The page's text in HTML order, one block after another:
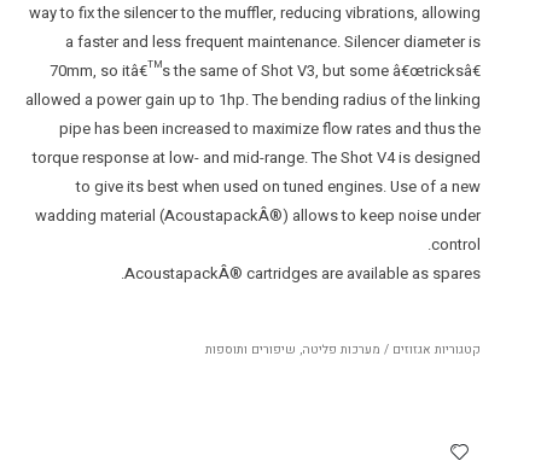
way to fix the silencer to the muffler, reducing vibrations, allowing
a faster and less frequent maintenance. Silencer diameter is
70mm, so itâ€™s the same of Shot V3, but some â€œtricksâ€
allowed a power gain up to 1hp. The bending radius of the linking
pipe has been increased to maximize flow rates and thus the
torque response at low- and mid-range. The Shot V4 is designed
to give its best when used on tuned engines. Use of a new
wadding material (AcoustapackÂ®) allows to keep noise under
control.
AcoustapackÂ® cartridges are available as spares.
קטגוריות אגזוזים / מערכות פליטה, שיפורים ותוספות